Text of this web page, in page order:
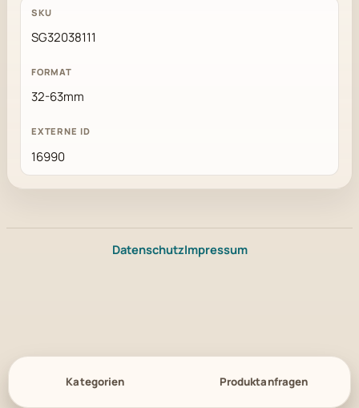
SG32038111
32-63mm
16990
DatenschutzImpressum
Kategorien Produktanfragen